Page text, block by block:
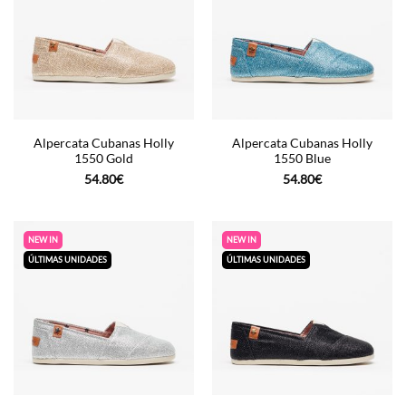
Alpercata Cubanas Holly
1550 Gold
54.80€
Alpercata Cubanas Holly
1550 Blue
54.80€
NEW IN
ÚLTIMAS UNIDADES
NEW IN
ÚLTIMAS UNIDADES